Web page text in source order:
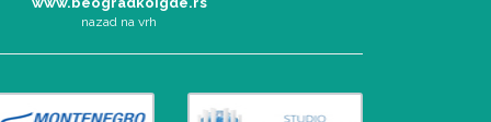
nazad na vrh